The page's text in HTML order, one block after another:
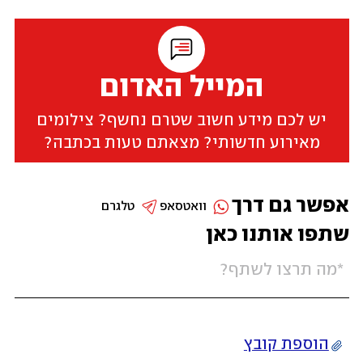
המייל האדום
יש לכם מידע חשוב שטרם נחשף? צילומים
מאירוע חדשותי? מצאתם טעות בכתבה?
שתפו אותנו כאן
הוספת קובץ
אפשר גם דרך טלגרם וואטסאפ